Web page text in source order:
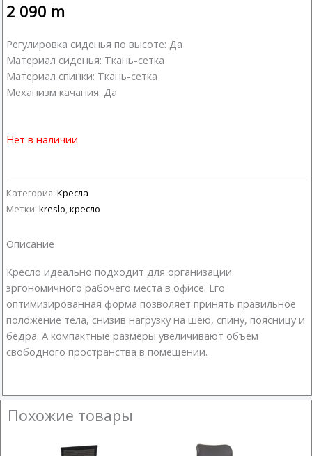
2 090 m
Регулировка сиденья по высоте: Да
Материал сиденья: Ткань-сетка
Материал спинки: Ткань-сетка
Механизм качания: Да
Нет в наличии
Категория: Кресла
Метки: kreslo кресло
Описание
Кресло идеально подходит для организации
эргономичного рабочего места в офисе. Его
оптимизированная форма позволяет принять правильное
положение тела, снизив нагрузку на шею, спину, поясницу и
бёдра. А компактные размеры увеличивают объём
свободного пространства в помещении.
Похожие товары